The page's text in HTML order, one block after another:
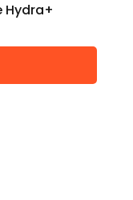
Hydra+